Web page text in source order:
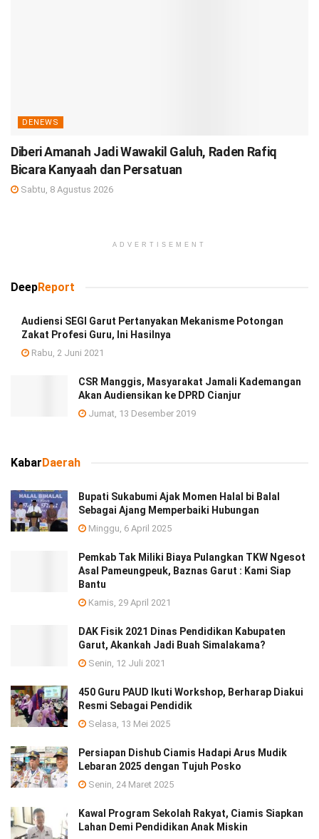
DENEWS
Diberi Amanah Jadi Wawakil Galuh, Raden Rafiq
Bicara Kanyaah dan Persatuan
Sabtu, 8 Agustus 2026
ADVERTISEMENT
DeepReport
Audiensi SEGI Garut Pertanyakan Mekanisme Potongan
Zakat Profesi Guru, Ini Hasilnya
Rabu, 2 Juni 2021
CSR Manggis, Masyarakat Jamali Kademangan
Akan Audiensikan ke DPRD Cianjur
Jumat, 13 Desember 2019
Kabar Daerah
Bupati Sukabumi Ajak Momen Halal bi Balal
Sebagai Ajang Memperbaiki Hubungan
Minggu, 6 April 2025
Pemkab Tak Miliki Biaya Pulangkan TKW Ngesot
Asal Pameungpeuk, Baznas Garut : Kami Siap
Bantu
Kamis, 29 April 2021
DAK Fisik 2021 Dinas Pendidikan Kabupaten
Garut, Akankah Jadi Buah Simalakama?
Senin, 12 Juli 2021
450 Guru PAUD Ikuti Workshop, Berharap Diakui
Resmi Sebagai Pendidik
Selasa, 13 Mei 2025
Persiapan Dishub Ciamis Hadapi Arus Mudik
Lebaran 2025 dengan Tujuh Posko
Senin, 24 Maret 2025
Kawal Program Sekolah Rakyat, Ciamis Siapkan
Lahan Demi Pendidikan Anak Miskin